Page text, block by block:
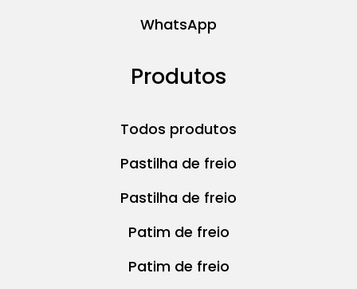
WhatsApp
Produtos
Todos produtos
Pastilha de freio
Pastilha de freio
Patim de freio
Patim de freio